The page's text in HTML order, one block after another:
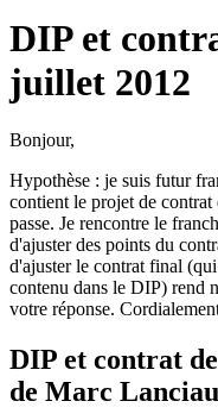
DIP et
juillet 2012
Bonjour,
Hypothèse : je suis futur
contient le projet de
passe. Je rencontre le
d'ajuster des points du
d'ajuster le contrat final
contenu dans le DIP) rend
votre réponse.
DIP et contrat
de Marc